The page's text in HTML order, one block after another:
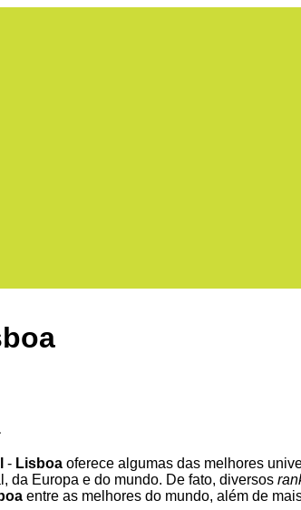
- Lisboa oferece algumas das melhores
da Europa e do mundo. De fato, diversos
entre as melhores do mundo, além de